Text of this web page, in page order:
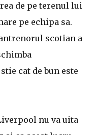
de pe terenul lui
pe echipa sa.
scotian a
cat de bun este
nu va uita